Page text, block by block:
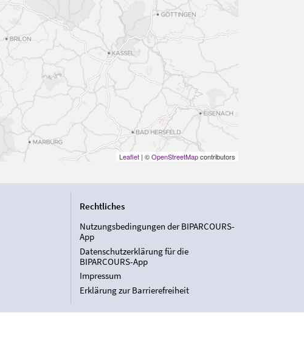
Leaflet| ©OpenStreetMapcontributors
Rechtliches
Nutzungsbedingungen der BIPARCOURS-
App
Datenschutzerklärung für die
BIPARCOURS-App
Impressum
Erklärung zur Barrierefreiheit